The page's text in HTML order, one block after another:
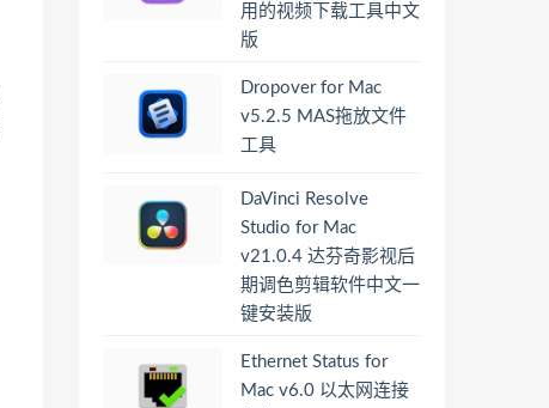
用的视频下载工具中文
版
Dropover for Mac
v5.2.5 MAS拖放文件
工具
DaVinci Resolve
Studio for Mac
v21.0.4 达芬奇影视后
期调色剪辑软件中文一
键安装版
Ethernet Status for
Mac v6.0 以太网连接